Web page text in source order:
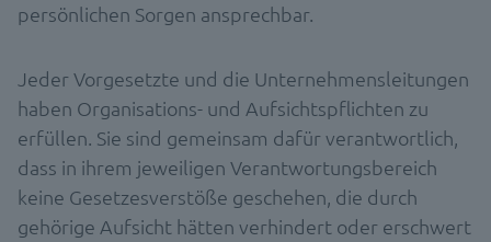
persönlichen Sorgen ansprechbar.
Jeder Vorgesetzte und die Unternehmensleitungen
haben Organisations- und Aufsichtspflichten zu
erfüllen. Sie sind gemeinsam dafür verantwortlich,
dass in ihrem jeweiligen Verantwortungsbereich
keine Gesetzesverstöße geschehen, die durch
gehörige Aufsicht hätten verhindert oder erschwert